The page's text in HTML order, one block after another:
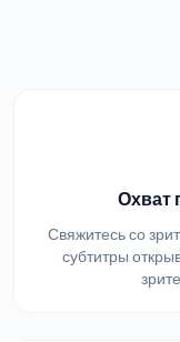
Охват
Свяжитесь со
субтитры